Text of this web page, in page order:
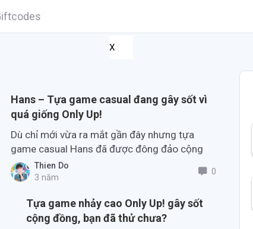
X
Hans – Tựa game casual đang gây sốt vì
quá giống Only Up!
Dù chỉ mới vừa ra mắt gần đây nhưng tựa
game casual Hans đã được đông đảo cộng
đồng game thủ đánh giá tích cực.
Thien Do
3 năm
0
Tựa game nhảy cao Only Up! gây sốt
cộng đồng, bạn đã thử chưa?